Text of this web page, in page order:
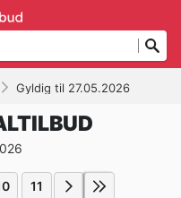
Gyldig til 27.05.2026
11